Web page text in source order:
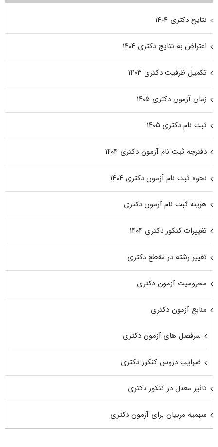
نتایج دکتری ۱۴۰۴
اعتراض به نتایج دکتری ۱۴۰۴
تکمیل ظرفیت دکتری ۱۴۰۳
زمان آزمون دکتری ۱۴۰۵
ثبت نام دکتری ۱۴۰۵
دفترچه ثبت نام آزمون دکتری ۱۴۰۴
نحوه ثبت نام آزمون دکتری ۱۴۰۴
هزینه ثبت نام آزمون دکتری
تغییرات کنکور دکتری ۱۴۰۴
تغییر رشته در مقطع دکتری
محرومیت آزمون دکتری
منابع آزمون دکتری
سرفصل های آزمون دکتری
ضرایب دروس کنکور دکتری
تاثیر معدل در کنکور دکتری
سهمیه مربیان برای آزمون دکتری